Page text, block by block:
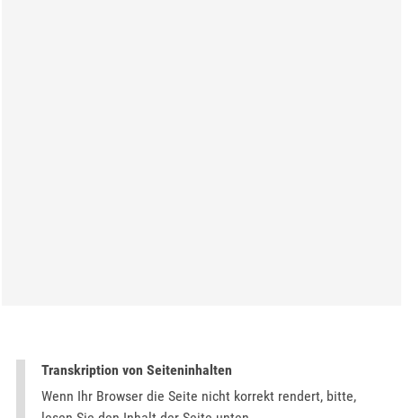
Transkription von Seiteninhalten
Wenn Ihr Browser die Seite nicht korrekt rendert, bitte,